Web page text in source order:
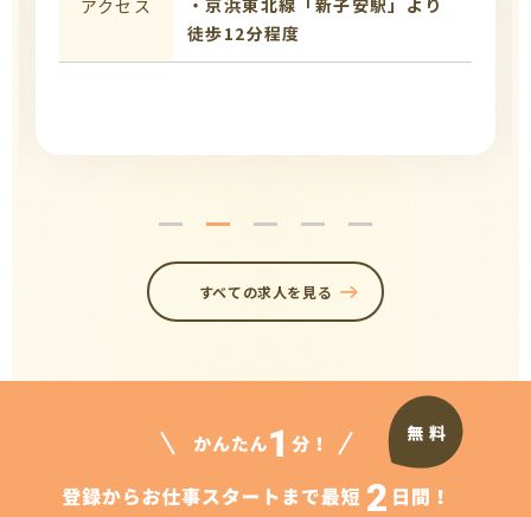
アクセス
・京浜東北線「新子安駅」より
徒歩12分程度
すべての求人を見る